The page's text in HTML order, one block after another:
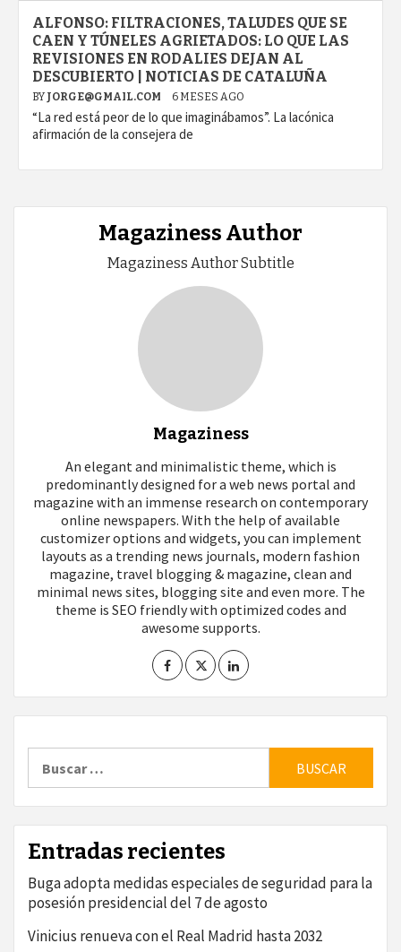
ALFONSO: FILTRACIONES, TALUDES QUE SE
CAEN Y TÚNELES AGRIETADOS: LO QUE LAS
REVISIONES EN RODALIES DEJAN AL
DESCUBIERTO | NOTICIAS DE CATALUÑA
BY JORGE@GMAIL.COM 6 MESES AGO
“La red está peor de lo que imaginábamos”. La lacónica
afirmación de la consejera de
Magaziness Author
Magaziness Author Subtitle
Magaziness
An elegant and minimalistic theme, which is
predominantly designed for a web news portal and
magazine with an immense research on contemporary
online newspapers. With the help of available
customizer options and widgets, you can implement
layouts as a trending news journals, modern fashion
magazine, travel blogging & magazine, clean and
minimal news sites, blogging site and even more. The
theme is SEO friendly with optimized codes and
awesome supports.
Entradas recientes
Buga adopta medidas especiales de seguridad para la
posesión presidencial del 7 de agosto
Vinicius renueva con el Real Madrid hasta 2032